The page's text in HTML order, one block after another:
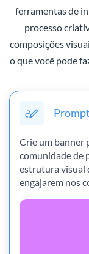
ferramentas de
processo
composições
o que você pode
Crie um banner
comunidade de
estrutura visual
engajarem nos